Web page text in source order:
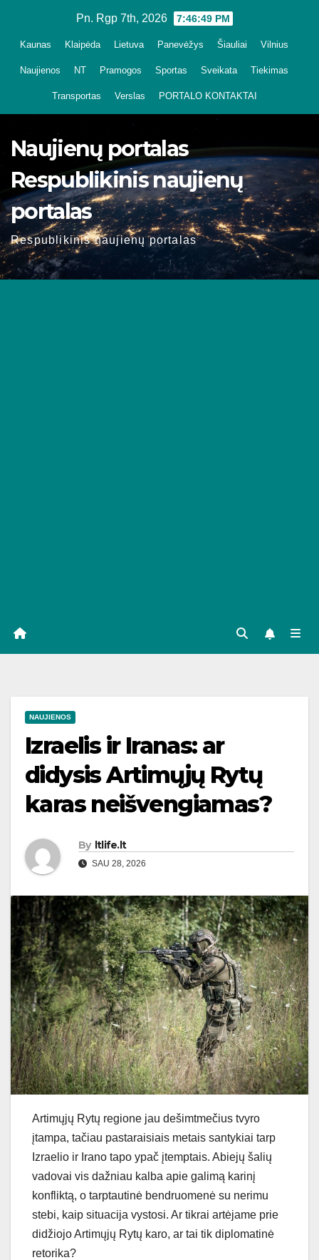
Pn. Rgp 7th, 2026 7:46:50 PM
Kaunas Klaipėda Lietuva Panevėžys Šiauliai Vilnius
Naujienos NT Pramogos Sportas Sveikata Tiekimas
Transportas Verslas PORTALO KONTAKTAI
Naujienų portalas
Respublikinis naujienų
portalas
Respublikinis naujienų portalas
NAUJIENOS
Izraelis ir Iranas: ar
didysis Artimųjų Rytų
karas neišvengiamas?
By ltlife.lt
SAU 28, 2026
Artimųjų Rytų regione jau dešimtmečius tvyro
įtampa, tačiau pastaraisiais metais santykiai tarp
Izraelio ir Irano tapo ypač įtemptais. Abiejų šalių
vadovai vis dažniau kalba apie galimą karinį
konfliktą, o tarptautinė bendruomenė su nerimu
stebi, kaip situacija vystosi. Ar tikrai artėjame prie
didžiojo Artimųjų Rytų karo, ar tai tik diplomatinė
retorika?